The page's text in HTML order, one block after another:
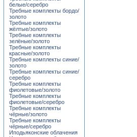
белые/серебро
Требные комплекты бордо/
золото
Требные комплекты
жёлтые/золото
Требные комплекты
зелёные/золото
Требные комплекты
красные/золото
Требные комплекты синие/
золото
Требные комплекты синие/
серебро
Требные комплекты
фиолетовые/золото
Требные комплекты
фиолетовые/серебро
Требные комплекты
чёрные/золото
Требные комплекты
чёрные/серебро
Иподьяконские облачения